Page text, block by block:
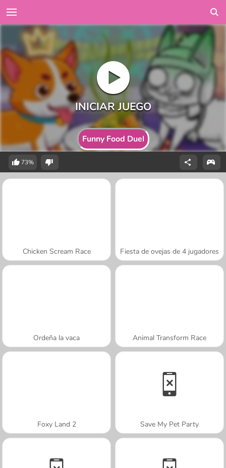
Funny Food Duel
73%
Chicken Scream Race Fiesta de ovejas de 4 jugadores
Ordeña la vaca Animal Transform Race
Foxy Land 2 Save My Pet Party